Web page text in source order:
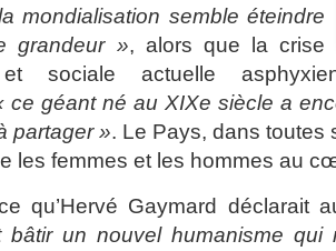
mondialisation semble éteindre
grandeur », alors que la crise
et sociale actuelle
ce géant né au XIXe siècle a
partager ». Le Pays, dans toutes
les femmes et les hommes au
qu’Hervé Gaymard déclarait
bâtir un nouvel humanisme qui